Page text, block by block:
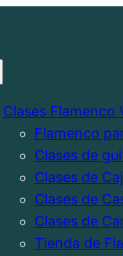
Clases Flamenco
Flamenco
Clases de
Clases de
Clases de
Clases de
Tienda de